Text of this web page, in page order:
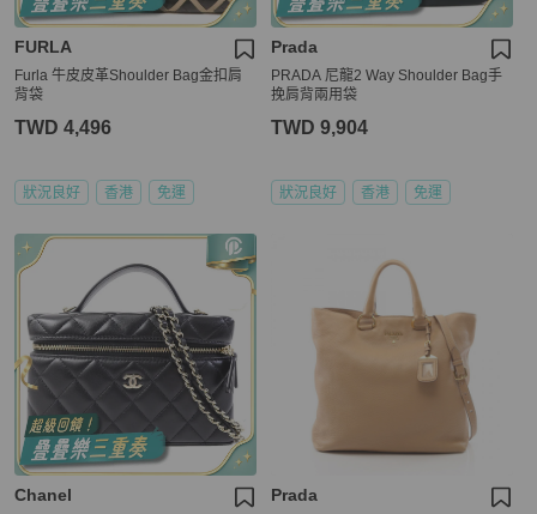
FURLA
Furla 牛皮皮革Shoulder Bag金扣肩
背袋
TWD 4,496
狀況良好 香港 免運
Prada
PRADA 尼龍2 Way Shoulder Bag手
挽肩背兩用袋
TWD 9,904
狀況良好 香港 免運
Chanel Prada